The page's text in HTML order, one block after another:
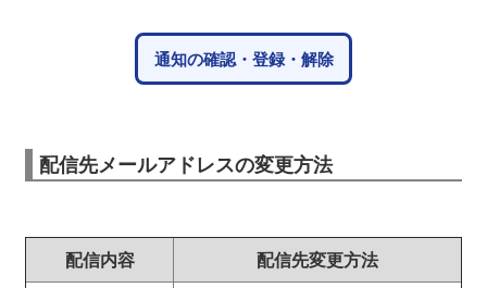
通知の確認・登録・解除
配信先メールアドレスの変更方法
配信内容 配信先変更方法